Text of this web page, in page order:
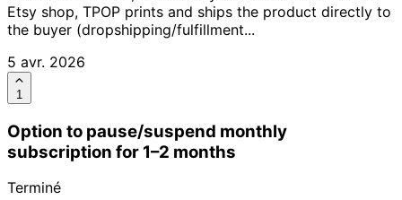
Etsy shop, TPOP prints and ships the product directly to
the buyer (dropshipping/fulfillment...
5 avr. 2026
1
Option to pause/suspend monthly
subscription for 1–2 months
Terminé